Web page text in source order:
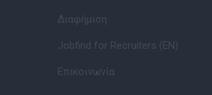
Διαφήμιση
Jobfind for Recruiters (EN)
Επικοινωνία